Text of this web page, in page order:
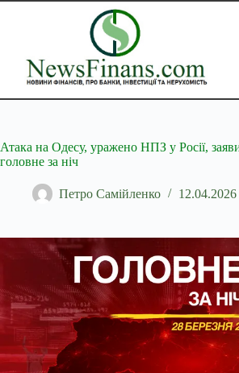
Перейти
Атака на Одесу, уражено НПЗ у Росії,
головне за ніч
Петро Самійленко 12.04.2026